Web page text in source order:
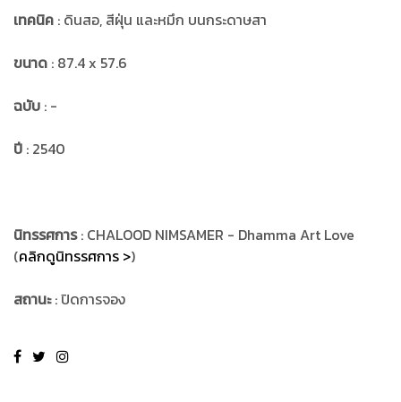
เทคนิค : ดินสอ, สีฝุ่น และหมึก บนกระดาษสา
ขนาด : 87.4 x 57.6
ฉบับ : -
ปี : 2540
นิทรรศการ: CHALOOD NIMSAMER - Dhamma Art Love
(คลิกดูนิทรรศการ >)
สถานะ: ปิดการจอง